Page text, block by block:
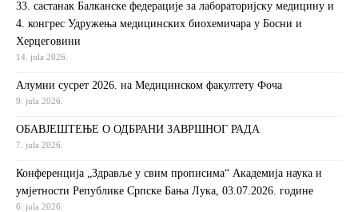
33. састанак Балканске федерације за лабораторијску медицину и
4. конгрес Удружења медицинских биохемичара у Босни и
Херцеговини
14. jula 2026.
Алумни сусрет 2026. на Медицинском факултету Фоча
9. jula 2026.
ОБАВЈЕШТЕЊЕ О ОДБРАНИ ЗАВРШНОГ РАДА
7. jula 2026.
Конференција „Здравље у свим прописима“ Академија наука и
умјетности Републике Српске Бања Лука, 03.07.2026. године
6. jula 2026.